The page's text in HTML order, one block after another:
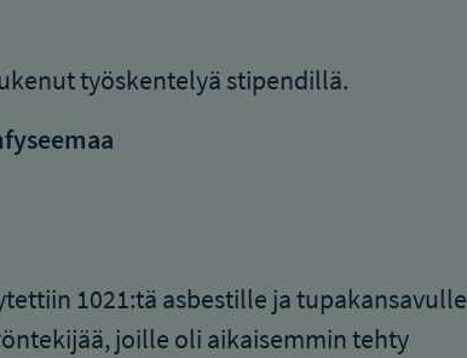
työskentelyä stipendillä.
1021:tä asbestille ja tupakansavulle
joille oli aikaisemmin tehty